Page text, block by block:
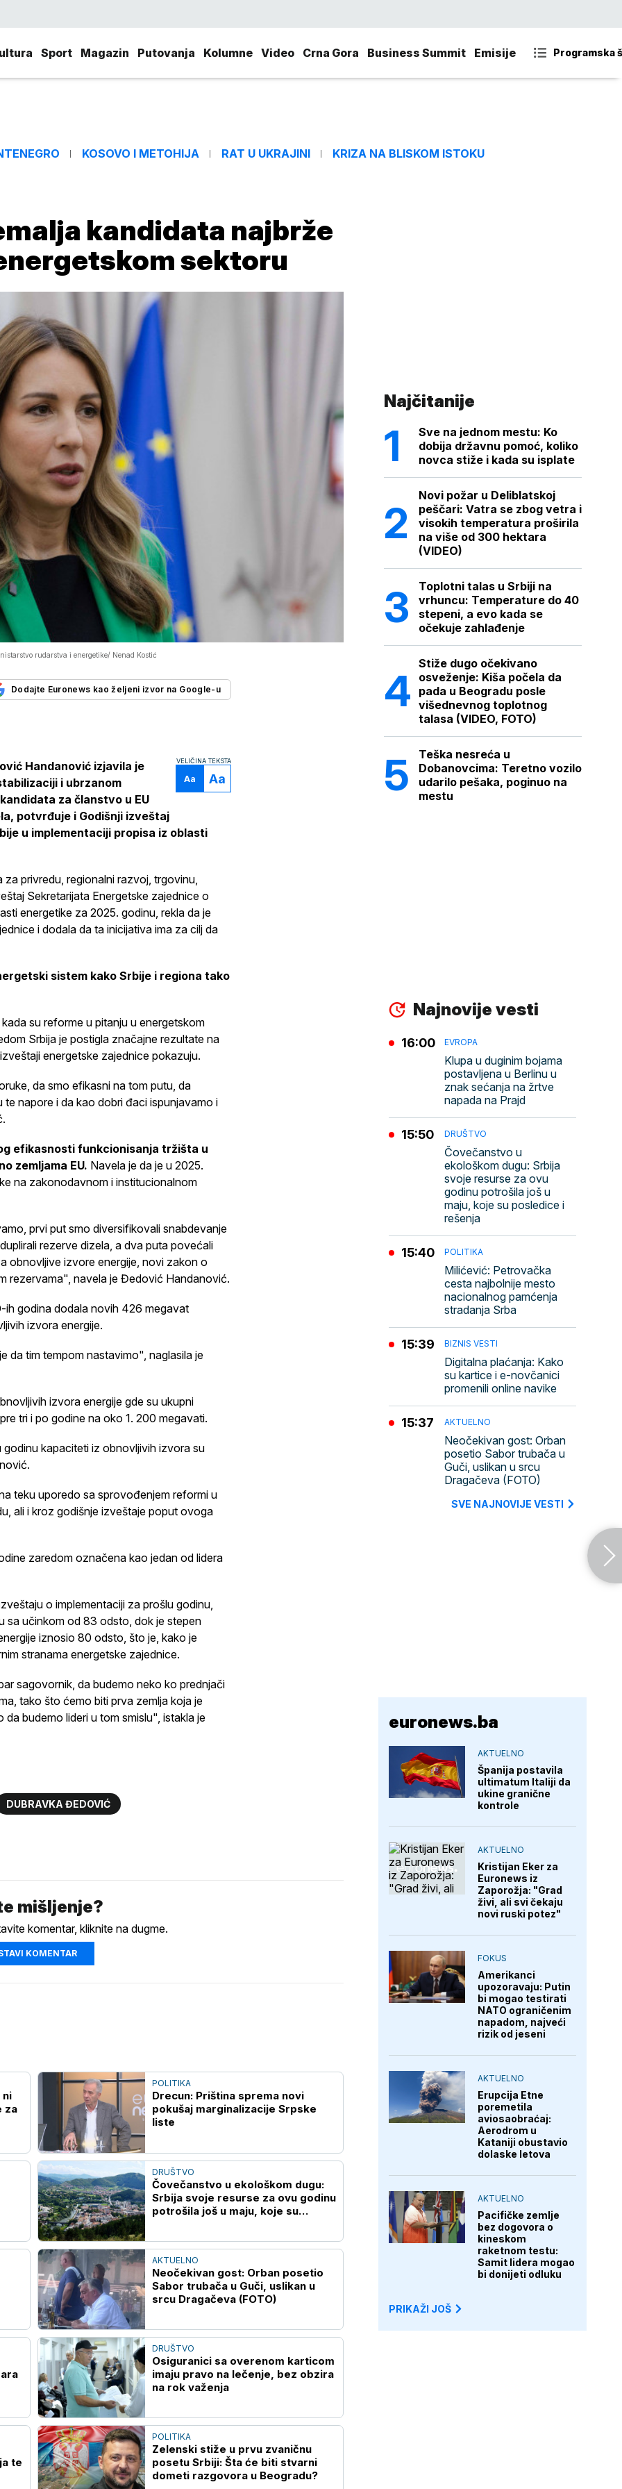
Sport Magazin Putovanja Kolumne Video Crna Gora Business Summit Emisije Programska
KOSOVO I METOHIJA RAT U UKRAJINI KRIZA NA BLISKOM ISTOKU
kandidata najbrže
sektoru
rudarstva i energetike/ Nenad Kostić
Dodajte Euronews kao željeni izvor na Google-u
VELIČINA TEKSTA
Aa Aa
Handanović izjavila je
i ubrzanom
za članstvo u EU
potvrđuje i Godišnji izveštaj
u implementaciji propisa iz oblasti
privredu, regionalni razvoj, trgovinu,
Sekretarijata Energetske zajednice o
energetike za 2025. godinu, rekla da je
i dodala da ta inicijativa ima za cilj da
sistem kako Srbije i regiona tako
su reforme u pitanju u energetskom
Srbija je postigla značajne rezultate na
energetske zajednice pokazuju.
da smo efikasni na tom putu, da
te napore i da kao dobri đaci ispunjavamo i
efikasnosti funkcionisanja tržišta u
zemljama EU. Navela je da je u 2025.
na zakonodavnom i institucionalnom
prvi put smo diversifikovali snabdevanje
rezerve dizela, a dva puta povećali
obnovljive izvore energije, novi zakon o
rezervama", navela je Đedović Handanović.
ih godina dodala novih 426 megavat
izvora energije.
da tim tempom nastavimo", naglasila je
izvora energije gde su ukupni
tri i po godine na oko 1. 200 megavati.
godinu kapaciteti iz obnovljivih izvora su
teku uporedo sa sprovođenjem reformi u
ali i kroz godišnje izveštaje poput ovoga
zaredom označena kao jedan od lidera
o implementaciji za prošlu godinu,
sa učinkom od 83 odsto, dok je stepen
iznosio 80 odsto, što je, kako je
stranama energetske zajednice.
sagovornik, da budemo neko ko prednjači
tako što ćemo biti prva zemlja koja je
budemo lideri u tom smislu", istakla je
DUBRAVKA ĐEDOVIĆ
mišljenje?
komentar, kliknite na dugme.
KOMENTAR
ni
za
POLITIKA
Drecun: Priština sprema novi
pokušaj marginalizacije Srpske
liste
DRUŠTVO
Čovečanstvo u ekološkom dugu:
Srbija svoje resurse za ovu godinu
potrošila još u maju, koje su
AKTUELNO
Neočekivan gost: Orban posetio
Sabor trubača u Guči, uslikan u
srcu Dragačeva (FOTO)
DRUŠTVO
Osiguranici sa overenom karticom
imaju pravo na lečenje, bez obzira
na rok važenja
te
POLITIKA
Zelenski stiže u prvu zvaničnu
posetu Srbiji: Šta će biti stvarni
dometi razgovora u Beogradu?
Najčitanije
Sve na jednom mestu: Ko
dobija državnu pomoć, koliko
novca stiže i kada su isplate
Novi požar u Deliblatskoj
peščari: Vatra se zbog vetra i
visokih temperatura proširila
na više od 300 hektara
(VIDEO)
Toplotni talas u Srbiji na
vrhuncu: Temperature do 40
stepeni, a evo kada se
očekuje zahlađenje
Stiže dugo očekivano
osveženje: Kiša počela da
pada u Beogradu posle
višednevnog toplotnog
talasa (VIDEO, FOTO)
Teška nesreća u
Dobanovcima: Teretno vozilo
udarilo pešaka, poginuo na
mestu
Najnovije vesti
EVROPA
Klupa u duginim bojama
postavljena u Berlinu u
znak sećanja na žrtve
napada na Prajd
16:00
DRUŠTVO
Čovečanstvo u
ekološkom dugu: Srbija
svoje resurse za ovu
godinu potrošila još u
maju, koje su posledice i
rešenja
15:50
POLITIKA
Milićević: Petrovačka
cesta najbolnije mesto
nacionalnog pamćenja
stradanja Srba
15:40
BIZNIS VESTI
Digitalna plaćanja: Kako
su kartice i e-novčanici
promenili online navike
15:39
AKTUELNO
Neočekivan gost: Orban
posetio Sabor trubača u
Guči, uslikan u srcu
Dragačeva (FOTO)
15:37
SVE NAJNOVIJE VESTI
euronews.ba
AKTUELNO
Španija postavila
ultimatum Italiji da
ukine granične
kontrole
AKTUELNO
Kristijan Eker za
Euronews iz
Zaporožja: "Grad
živi, ali svi čekaju
novi ruski potez"
FOKUS
Amerikanci
upozoravaju: Putin
bi mogao testirati
NATO ograničenim
napadom, najveći
rizik od jeseni
AKTUELNO
Erupcija Etne
poremetila
aviosaobraćaj:
Aerodrom u
Kataniji obustavio
dolaske letova
AKTUELNO
Pacifičke zemlje
bez dogovora o
kineskom
raketnom testu:
Samit lidera mogao
bi donijeti odluku
PRIKAŽI JOŠ